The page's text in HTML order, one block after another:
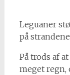
Leguaner
på
På trods af
meget regn,